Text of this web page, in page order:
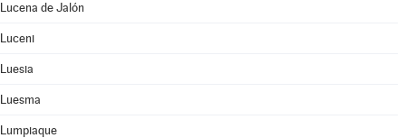
Lucena de Jalón
Luceni
Luesia
Luesma
Lumpiaque